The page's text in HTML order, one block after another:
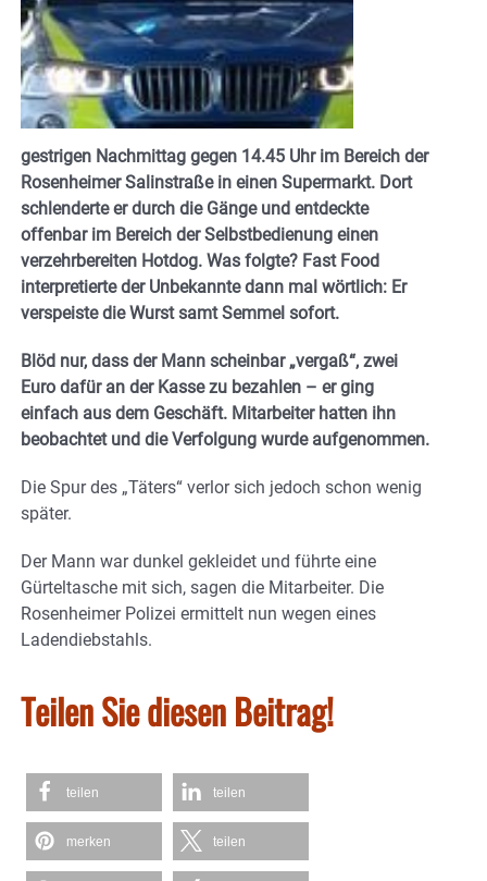
gestrigen Nachmittag gegen 14.45 Uhr im Bereich der
Rosenheimer Salinstraße in einen Supermarkt. Dort
schlenderte er durch die Gänge und entdeckte
offenbar im Bereich der Selbstbedienung einen
verzehrbereiten Hotdog. Was folgte? Fast Food
interpretierte der Unbekannte dann mal wörtlich: Er
verspeiste die Wurst samt Semmel sofort.
Blöd nur, dass der Mann scheinbar „vergaß“, zwei
Euro dafür an der Kasse zu bezahlen – er ging
einfach aus dem Geschäft. Mitarbeiter hatten ihn
beobachtet und die Verfolgung wurde aufgenommen.
Die Spur des „Täters“ verlor sich jedoch schon wenig
später.
Der Mann war dunkel gekleidet und führte eine
Gürteltasche mit sich, sagen die Mitarbeiter. Die
Rosenheimer Polizei ermittelt nun wegen eines
Ladendiebstahls.
Teilen Sie diesen Beitrag!
teilen teilen
merken teilen